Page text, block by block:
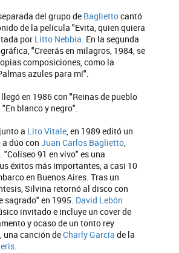
del grupo de Bagliettocantó
de la película "Evita, quien quiera
por Litto Nebbia. En la segunda
"Creerás en milagros, 1984, se
composiciones, como la
azules para mí".
en 1986 con "Reinas de pueblo
blanco y negro".
a Lito Vitale, en 1989 editó un
dúo con Juan Carlos Baglietto,
91 en vivo" es una
éxitos más importantes, a casi 10
en Buenos Aires. Tras un
Silvina retornó al disco con
sagrado" en 1995. David Lebón
invitado e incluye un cover de
y ocaso de un tonto rey
una canción deCharly García de la
.